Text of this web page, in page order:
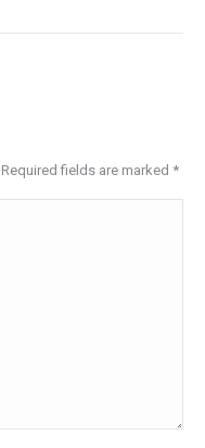
fields are marked *